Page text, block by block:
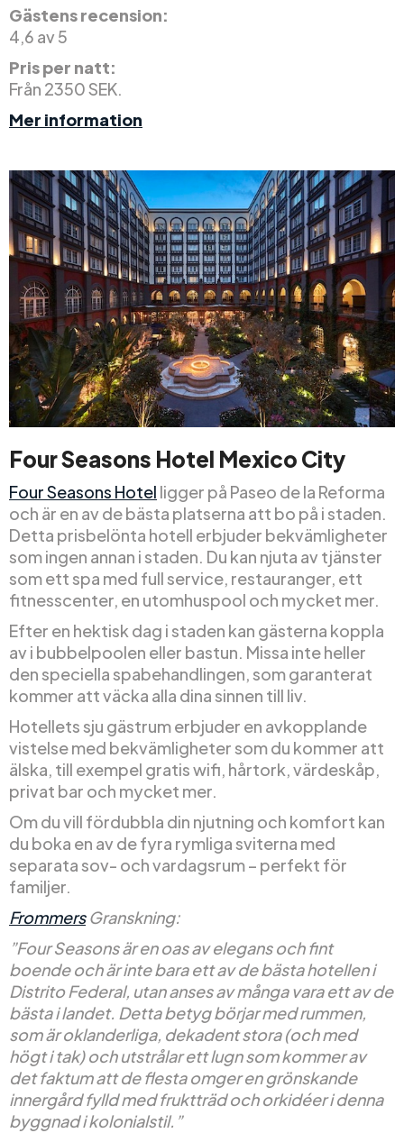
Gästens recension:
4,6 av 5
Pris per natt:
Från 2350 SEK.
Mer information
Four Seasons Hotel Mexico City
Four Seasons Hotel ligger på Paseo de la Reforma
och är en av de bästa platserna att bo på i staden.
Detta prisbelönta hotell erbjuder bekvämligheter
som ingen annan i staden. Du kan njuta av tjänster
som ett spa med full service, restauranger, ett
fitnesscenter, en utomhuspool och mycket mer.
Efter en hektisk dag i staden kan gästerna koppla
av i bubbelpoolen eller bastun. Missa inte heller
den speciella spabehandlingen, som garanterat
kommer att väcka alla dina sinnen till liv.
Hotellets sju gästrum erbjuder en avkopplande
vistelse med bekvämligheter som du kommer att
älska, till exempel gratis wifi, hårtork, värdeskåp,
privat bar och mycket mer.
Om du vill fördubbla din njutning och komfort kan
du boka en av de fyra rymliga sviterna med
separata sov- och vardagsrum – perfekt för
familjer.
FrommersGranskning:
”Four Seasons är en oas av elegans och fint
boende och är inte bara ett av de bästa hotellen i
Distrito Federal, utan anses av många vara ett av de
bästa i landet. Detta betyg börjar med rummen,
som är oklanderliga, dekadent stora (och med
högt i tak) och utstrålar ett lugn som kommer av
det faktum att de flesta omger en grönskande
innergård fylld med fruktträd och orkidéer i denna
byggnad i kolonialstil.”